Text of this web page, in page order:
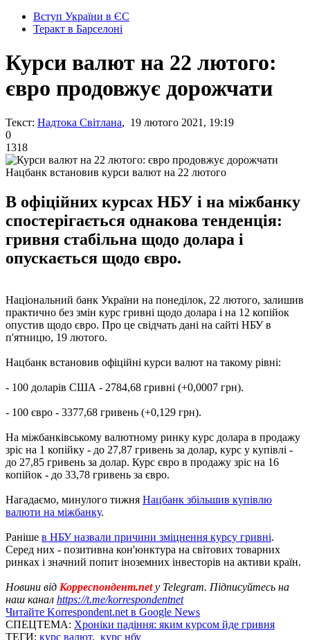
Вступ України в ЄС
Теракт в Барселоні
Курси валют на 22 лютого:
євро продовжує дорожчати
Текст: Надтока Світлана, 19 лютого 2021, 19:19
0
1318
Нацбанк встановив курси валют на 22 лютого
В офіційних курсах НБУ і на міжбанку
спостерігається однакова тенденція:
гривня стабільна щодо долара і
опускається щодо євро.
Національний банк України на понеділок, 22 лютого, залишив
практично без змін курс гривні щодо долара і на 12 копійок
опустив щодо євро. Про це свідчать дані на сайті НБУ в
п'ятницю, 19 лютого.
Нацбанк встановив офіційні курси валют на такому рівні:
- 100 доларів США - 2784,68 гривні (+0,0007 грн).
- 100 євро - 3377,68 гривень (+0,129 грн).
На міжбанківському валютному ринку курс долара в продажу
зріс на 1 копійку - до 27,87 гривень за долар, курс у купівлі -
до 27,85 гривень за долар. Курс євро в продажу зріс на 16
копійок - до 33,78 гривень за євро.
Нагадаємо, минулого тижня Нацбанк збільшив купівлю
валюти на міжбанку.
Раніше в НБУ назвали причини зміцнення курсу гривні.
Серед них - позитивна кон'юнктура на світових товарних
ринках і значний попит іноземних інвесторів на активи країн.
Новини від Корреспондент.netу Telegram. Підписуйтесь на
наш канал https://t.me/korrespondentnet
Читайте Korrespondent.net в Google News
СПЕЦТЕМА: Хроніки падіння: яким курсом йде гривня
ТЕГИ: курс валют, курс нбу